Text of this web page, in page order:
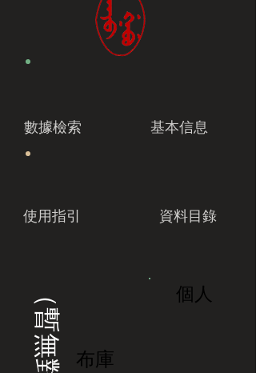
數據檢索 基本信息
使用指引 資料目錄
個人
布庫